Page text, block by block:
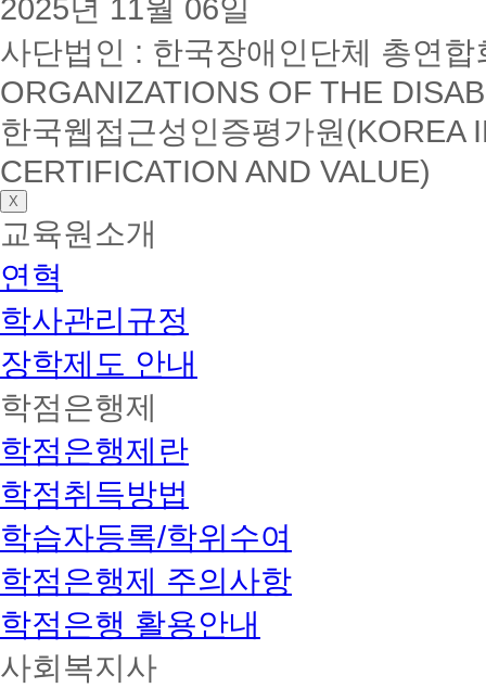
2025년 11월 06일
사단법인 : 한국장애인단체 총연
ORGANIZATIONS OF THE
한국웹접근성인증평가원(KOREA
CERTIFICATION AND VALUE)
X
교육원소개
연혁
학사관리규정
장학제도 안내
학점은행제
학점은행제란
학점취득방법
학습자등록/학위수여
학점은행제 주의사항
학점은행 활용안내
사회복지사